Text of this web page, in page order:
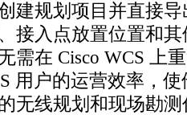
建规划项目并直接
接入点放置位置和
需在 Cisco WCS 上
用户的运营效率，
无线规划和现场勘测